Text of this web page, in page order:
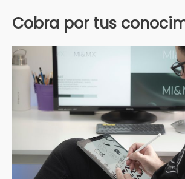
Cobra por tus